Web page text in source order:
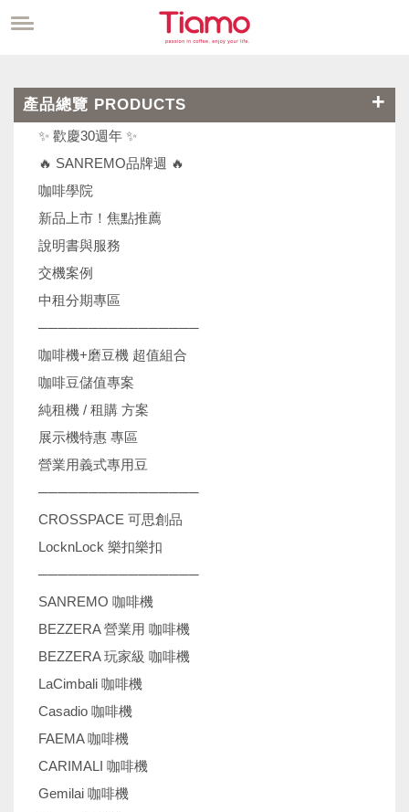
產品總覽 PRODUCTS
✨ 歡慶30週年 ✨
🔥 SANREMO品牌週 🔥
咖啡學院
新品上市！焦點推薦
說明書與服務
交機案例
中租分期專區
────────────────
咖啡機+磨豆機 超值組合
咖啡豆儲值專案
純租機 / 租購 方案
展示機特惠 專區
營業用義式專用豆
────────────────
CROSSPACE 可思創品
LocknLock 樂扣樂扣
────────────────
SANREMO 咖啡機
BEZZERA 營業用 咖啡機
BEZZERA 玩家級 咖啡機
LaCimbali 咖啡機
Casadio 咖啡機
FAEMA 咖啡機
CARIMALI 咖啡機
Gemilai 咖啡機